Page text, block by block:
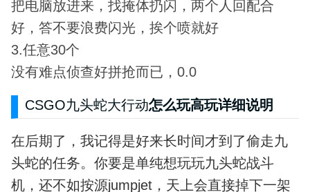
把电脑放进来，找掩体扔闪，两个人回配合
好，答不要浪费闪光，挨个喷就好
3.任意30个
没有难点侦查好拼抢而已，0.0
CSGO九头蛇大行动怎么玩高玩详细说明
在后期了，我记得是好来长时间才到了偷走九
头蛇的任务。你要是单纯想玩玩九头蛇战斗
机，还不如按源jumpjet，天上会直接掉下一架